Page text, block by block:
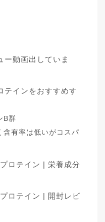
ー動画出していま
テインをおすすめす
B群
有率は低いがコスパ
ロテイン | 栄養成分
ロテイン | 開封レビ